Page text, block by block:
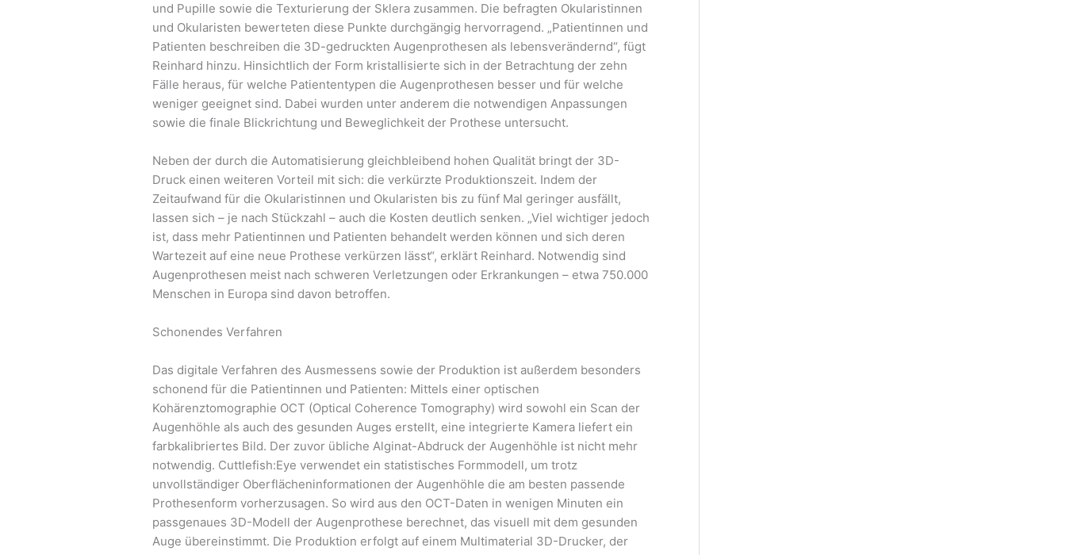
und Pupille sowie die Texturierung der Sklera zusammen. Die befragten Okularistinnen
und Okularisten bewerteten diese Punkte durchgängig hervorragend. „Patientinnen und
Patienten beschreiben die 3D-gedruckten Augenprothesen als lebensverändernd“, fügt
Reinhard hinzu. Hinsichtlich der Form kristallisierte sich in der Betrachtung der zehn
Fälle heraus, für welche Patiententypen die Augenprothesen besser und für welche
weniger geeignet sind. Dabei wurden unter anderem die notwendigen Anpassungen
sowie die finale Blickrichtung und Beweglichkeit der Prothese untersucht.
Neben der durch die Automatisierung gleichbleibend hohen Qualität bringt der 3D-
Druck einen weiteren Vorteil mit sich: die verkürzte Produktionszeit. Indem der
Zeitaufwand für die Okularistinnen und Okularisten bis zu fünf Mal geringer ausfällt,
lassen sich – je nach Stückzahl – auch die Kosten deutlich senken. „Viel wichtiger jedoch
ist, dass mehr Patientinnen und Patienten behandelt werden können und sich deren
Wartezeit auf eine neue Prothese verkürzen lässt“, erklärt Reinhard. Notwendig sind
Augenprothesen meist nach schweren Verletzungen oder Erkrankungen – etwa 750.000
Menschen in Europa sind davon betroffen.
Schonendes Verfahren
Das digitale Verfahren des Ausmessens sowie der Produktion ist außerdem besonders
schonend für die Patientinnen und Patienten: Mittels einer optischen
Kohärenztomographie OCT (Optical Coherence Tomography) wird sowohl ein Scan der
Augenhöhle als auch des gesunden Auges erstellt, eine integrierte Kamera liefert ein
farbkalibriertes Bild. Der zuvor übliche Alginat-Abdruck der Augenhöhle ist nicht mehr
notwendig. Cuttlefish:Eye verwendet ein statistisches Formmodell, um trotz
unvollständiger Oberflächeninformationen der Augenhöhle die am besten passende
Prothesenform vorherzusagen. So wird aus den OCT-Daten in wenigen Minuten ein
passgenaues 3D-Modell der Augenprothese berechnet, das visuell mit dem gesunden
Auge übereinstimmt. Die Produktion erfolgt auf einem Multimaterial 3D-Drucker, der